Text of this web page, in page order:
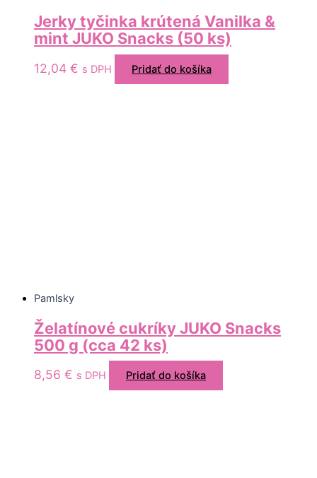
Jerky tyčinka krútená Vanilka &
mint JUKO Snacks (50 ks)
12,04 € s DPH Pridať do košíka
Pamlsky
Želatínové cukríky JUKO Snacks
500 g (cca 42 ks)
8,56 € s DPH Pridať do košíka